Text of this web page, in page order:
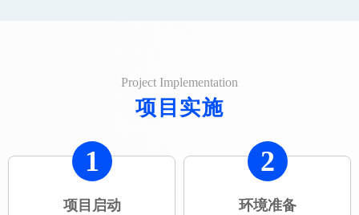
Project Implementation
项目实施
项目启动
1
环境准备
2